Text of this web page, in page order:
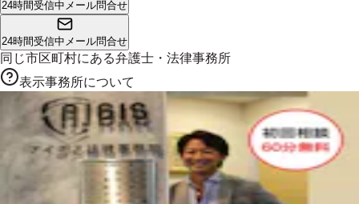
24時間受信中 メール問合せ
24時間受信中 メール問合せ
同じ市区町村にある弁護士・法律事務所
表示事務所について